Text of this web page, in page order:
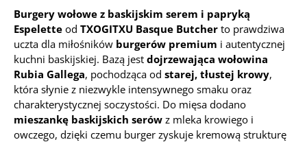
Burgery wołowe z baskijskim serem i papryką
Espelette od TXOGITXU Basque Butcher to prawdziwa
uczta dla miłośników burgerów premium i autentycznej
kuchni baskijskiej. Bazą jest dojrzewająca wołowina
Rubia Gallega, pochodząca od starej, tłustej krowy,
która słynie z niezwykle intensywnego smaku oraz
charakterystycznej soczystości. Do mięsa dodano
mieszankę baskijskich serów z mleka krowiego i
owczego, dzięki czemu burger zyskuje kremową strukturę